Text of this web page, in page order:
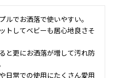
ルでお洒落で使いやすい。
トしてベビーも居心地良さそ
と更にお洒落が増して汚れ防
日常での使用にたくさん愛用